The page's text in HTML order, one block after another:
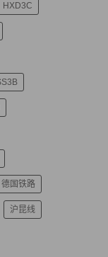
HXD3C
德国铁路
沪昆线